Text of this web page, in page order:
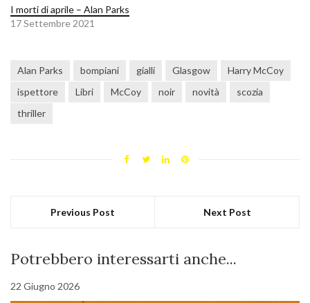
I morti di aprile – Alan Parks
17 Settembre 2021
Alan Parks bompiani gialli Glasgow
Harry McCoy
ispettore
Libri McCoy noir novità
scozia
thriller
Previous Post Next Post
Potrebbero interessarti anche...
22 Giugno 2026